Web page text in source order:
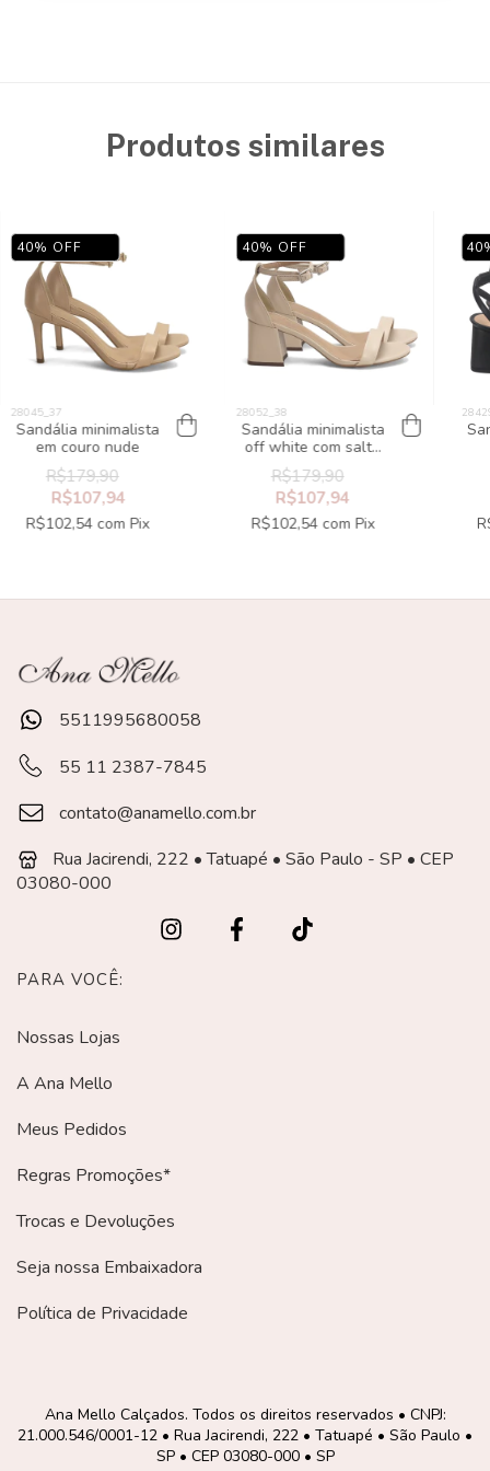
Produtos similares
40% OFF
Sandália minimalista
em couro nude
R$179,90
R$107,94
R$102,54 com Pix
40% OFF
Sandália minimalista
off white com salto
médio bloco
R$179,90
R$107,94
R$102,54 com Pix
40
5511995680058
55 11 2387-7845
contato@anamello.com.br
Rua Jacirendi, 222 • Tatuapé • São Paulo - SP • CEP
03080-000
PARA VOCÊ:
Nossas Lojas
A Ana Mello
Meus Pedidos
Regras Promoções*
Trocas e Devoluções
Seja nossa Embaixadora
Política de Privacidade
Ana Mello Calçados. Todos os direitos reservados • CNPJ:
21.000.546/0001-12 • Rua Jacirendi, 222 • Tatuapé • São Paulo •
SP • CEP 03080-000 • SP